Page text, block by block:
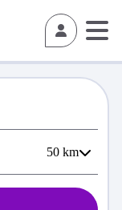
50 km